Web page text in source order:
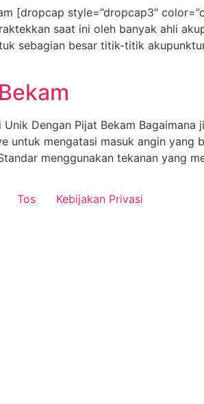
[dropcap style=”dropcap3″
saat ini oleh banyak ahli
sebagian besar titik-titik
Unik Dengan Pijat Bekam
untuk mengatasi masuk angin yang
menggunakan tekanan yang
Tos Kebijakan Privasi